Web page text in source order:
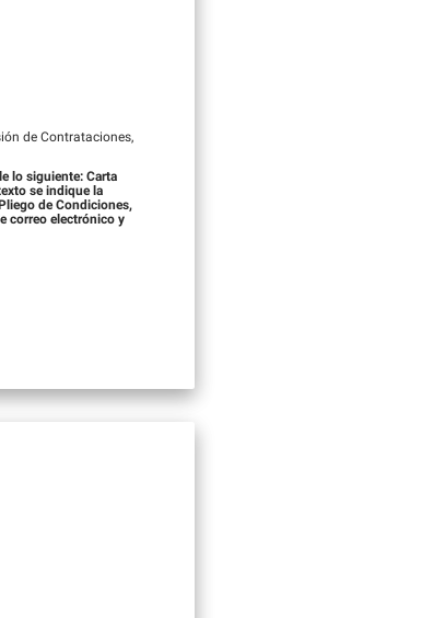
de Contrataciones,
lo siguiente: Carta
se indique la
de Condiciones,
correo electrónico y